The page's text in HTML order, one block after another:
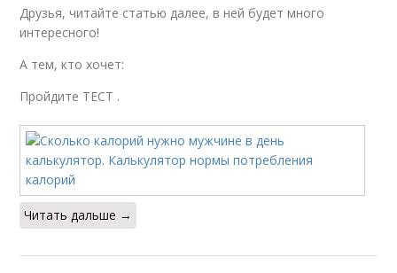
Друзья, читайте статью далее, в ней будет много
интересного!
А тем, кто хочет:
Пройдите ТЕСТ .
Читать дальше →